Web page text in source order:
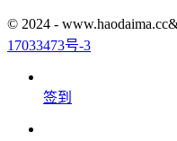
© 2024 -
17033473号-3
签到